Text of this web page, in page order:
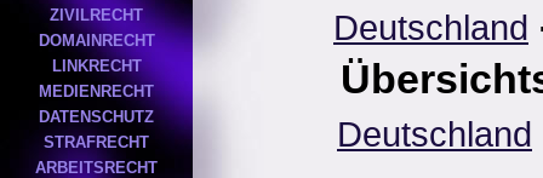
ZIVILRECHT
DOMAINRECHT
LINKRECHT
MEDIENRECHT
DATENSCHUTZ
STRAFRECHT
ARBEITSRECHT
Deutschland
Deutschland